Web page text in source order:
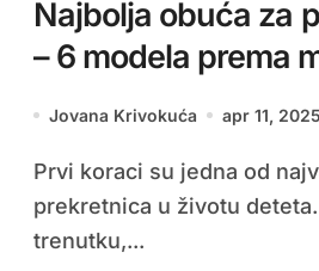
Najbolja obuća za
– 6 modela prema
Jovana Krivokuća apr 11, 2025
Prvi koraci su jedna od najvažnijih razvojnih
prekretnica u životu
trenutku,...